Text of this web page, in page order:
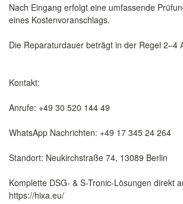
Nach Eingang erfolgt eine umfassende
eines Kostenvoranschlags.
Die Reparaturdauer beträgt in der Regel 2–4
Kontakt:
Anrufe: +49 30 520 144 49
WhatsApp Nachrichten: +49 17 345 24 264
Standort: Neukirchstraße 74, 13089 Berlin
Komplette DSG- & S-Tronic-Lösungen direkt
https://hixa.eu/